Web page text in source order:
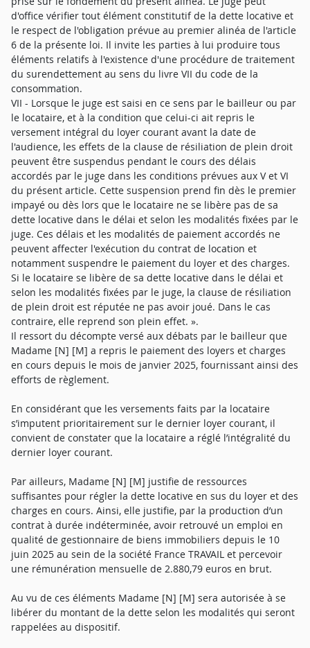
d'office vérifier tout élément constitutif de la dette locative et
le respect de l'obligation prévue au premier alinéa de l'article
6 de la présente loi. Il invite les parties à lui produire tous
éléments relatifs à l'existence d'une procédure de traitement
du surendettement au sens du livre VII du code de la
consommation.
VII - Lorsque le juge est saisi en ce sens par le bailleur ou par
le locataire, et à la condition que celui-ci ait repris le
versement intégral du loyer courant avant la date de
l'audience, les effets de la clause de résiliation de plein droit
peuvent être suspendus pendant le cours des délais
accordés par le juge dans les conditions prévues aux V et VI
du présent article. Cette suspension prend fin dès le premier
impayé ou dès lors que le locataire ne se libère pas de sa
dette locative dans le délai et selon les modalités fixées par le
juge. Ces délais et les modalités de paiement accordés ne
peuvent affecter l'exécution du contrat de location et
notamment suspendre le paiement du loyer et des charges.
Si le locataire se libère de sa dette locative dans le délai et
selon les modalités fixées par le juge, la clause de résiliation
de plein droit est réputée ne pas avoir joué. Dans le cas
contraire, elle reprend son plein effet. ».
Il ressort du décompte versé aux débats par le bailleur que
Madame [N] [M] a repris le paiement des loyers et charges
en cours depuis le mois de janvier 2025, fournissant ainsi des
efforts de règlement.
En considérant que les versements faits par la locataire
s’imputent prioritairement sur le dernier loyer courant, il
convient de constater que la locataire a réglé l’intégralité du
dernier loyer courant.
Par ailleurs, Madame [N] [M] justifie de ressources
suffisantes pour régler la dette locative en sus du loyer et des
charges en cours. Ainsi, elle justifie, par la production d’un
contrat à durée indéterminée, avoir retrouvé un emploi en
qualité de gestionnaire de biens immobiliers depuis le 10
juin 2025 au sein de la société France TRAVAIL et percevoir
une rémunération mensuelle de 2.880,79 euros en brut.
Au vu de ces éléments Madame [N] [M] sera autorisée à se
libérer du montant de la dette selon les modalités qui seront
rappelées au dispositif.